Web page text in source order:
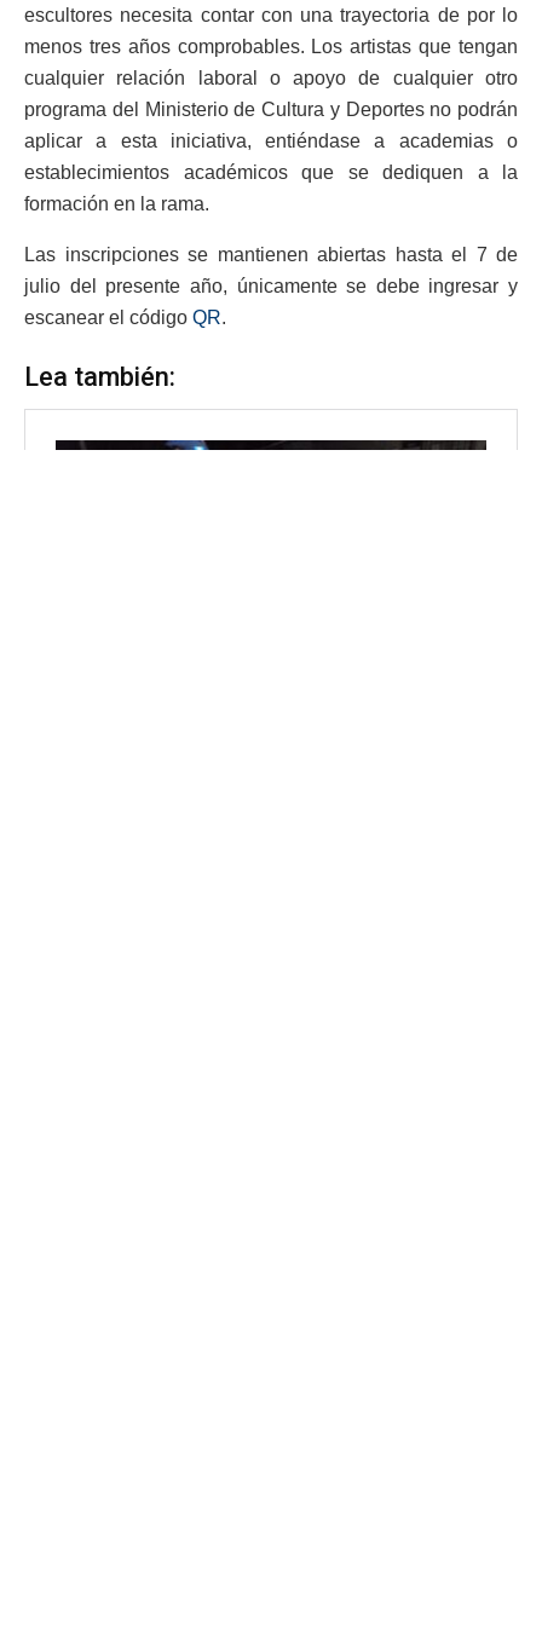
escultores necesita contar con una trayectoria de por lo
menos tres años comprobables. Los artistas que tengan
cualquier relación laboral o apoyo de cualquier otro
programa del Ministerio de Cultura y Deportes no podrán
aplicar a esta iniciativa, entiéndase a academias o
establecimientos académicos que se dediquen a la
formación en la rama.
Las inscripciones se mantienen abiertas hasta el 7 de
julio del presente año, únicamente se debe ingresar y
escanear el código QR.
Lea también: